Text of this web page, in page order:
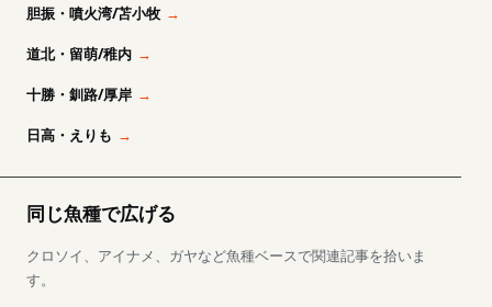
胆振・噴火湾/苫小牧
道北・留萌/稚内
十勝・釧路/厚岸
日高・えりも
同じ魚種で広げる
クロソイ、アイナメ、ガヤなど魚種ベースで関連記事を拾いま
す。